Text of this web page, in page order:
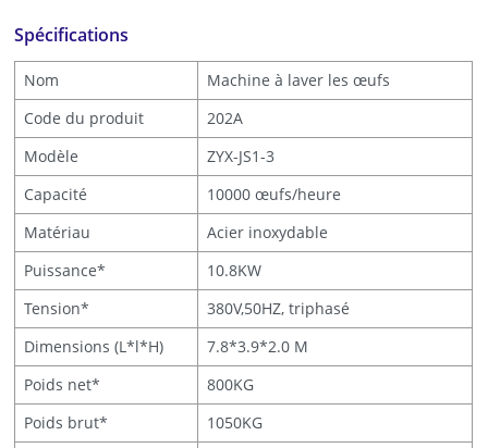
Spécifications
Nom
Machine à laver les œufs
Code du produit
202A
Modèle
ZYX-JS1-3
Capacité
10000 œufs/heure
Matériau
Acier inoxydable
Puissance*
10.8KW
Tension*
380V,50HZ, triphasé
Dimensions (L*l*H)
7.8*3.9*2.0 M
Poids net*
800KG
Poids brut*
1050KG